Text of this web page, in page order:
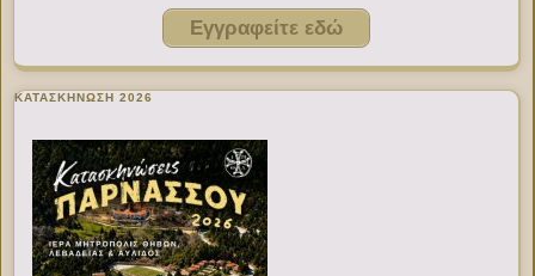
Εγγραφείτε εδώ
ΚΑΤΑΣΚΗΝΩΣΗ 2026